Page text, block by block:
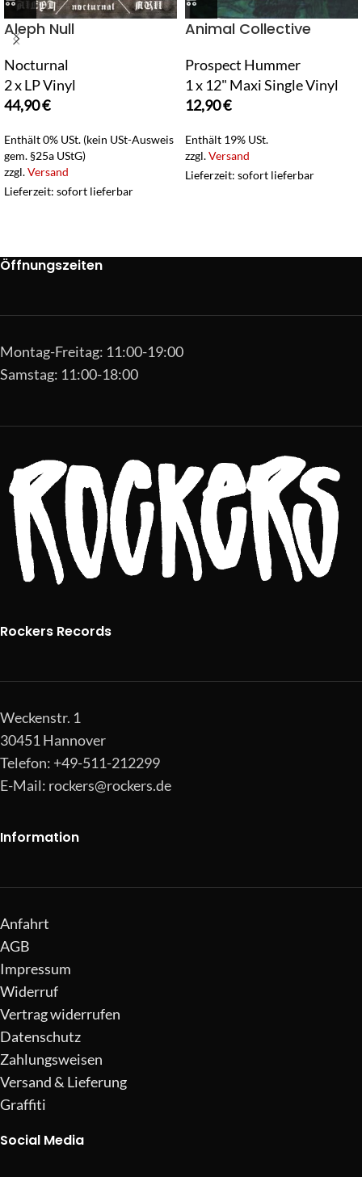
Aleph Null
Nocturnal
2 x LP Vinyl
44,90€
Enthält 0% USt. (kein USt-Ausweis
gem. §25a UStG)
zzgl.Versand
Lieferzeit: sofort lieferbar
Animal Collective
Prospect Hummer
1 x 12" Maxi Single Vinyl
12,90€
Enthält 19% USt.
zzgl.Versand
Lieferzeit: sofort lieferbar
Öffnungszeiten
Montag-Freitag: 11:00-19:00
Samstag: 11:00-18:00
Rockers Records
Weckenstr. 1
30451 Hannover
Telefon: +49-511-212299
E-Mail: rockers@rockers.de
Information
Anfahrt
AGB
Impressum
Widerruf
Vertrag widerrufen
Datenschutz
Zahlungsweisen
Versand & Lieferung
Graffiti
Social Media